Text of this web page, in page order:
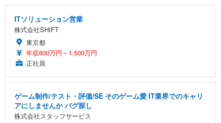
ITソリューション営業
株式会社SHIFT
東京都
年収600万円～1,500万円
正社員
ゲーム制作/テスト・評価/SE そのゲーム愛 IT業界でのキャリ
アにしませんか バグ探し
株式会社スタッフサービス